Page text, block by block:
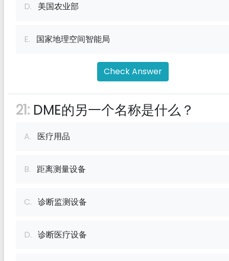
D. 美国农业部
E. 国家地理空间智能局
Check Answer
21: DME的另一个名称是什么？
A. 医疗用品
B. 距离测量设备
C. 诊断监测设备
D. 诊断医疗设备